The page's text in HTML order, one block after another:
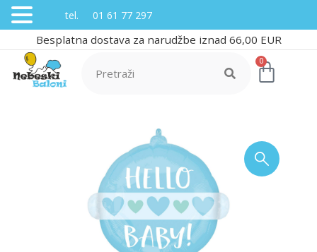
Besplatna dostava za narudžbe iznad 66,00 EUR
0
tel. 01 61 77 297